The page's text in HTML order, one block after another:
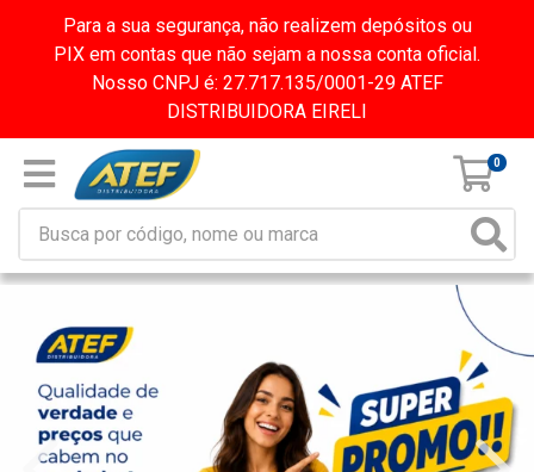
Para a sua segurança, não realizem depósitos ou
PIX em contas que não sejam a nossa conta oficial.
Nosso CNPJ é: 27.717.135/0001-29 ATEF
DISTRIBUIDORA EIRELI
0